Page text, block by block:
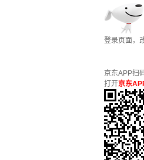
登录页面，
京东APP扫
打开京东